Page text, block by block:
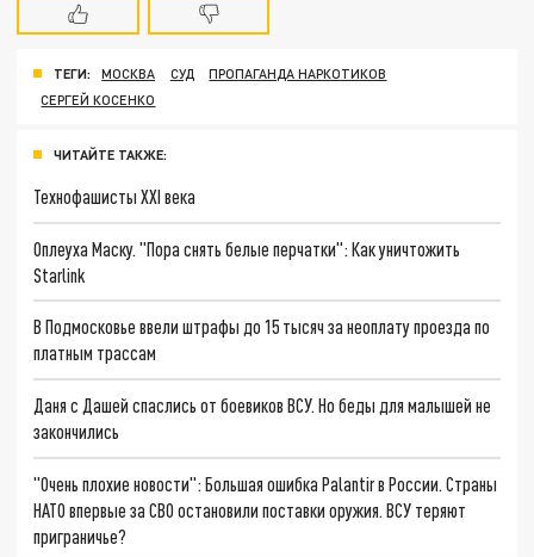
ТЕГИ: МОСКВА СУД
ПРОПАГАНДА НАРКОТИКОВ
СЕРГЕЙ КОСЕНКО
ЧИТАЙТЕ ТАКЖЕ:
Технофашисты XXI века
Оплеуха Маску. "Пора снять белые перчатки": Как уничтожить
Starlink
В Подмосковье ввели штрафы до 15 тысяч за неоплату проезда по
платным трассам
Даня с Дашей спаслись от боевиков ВСУ. Но беды для малышей не
закончились
"Очень плохие новости": Большая ошибка Palantir в России. Страны
НАТО впервые за СВО остановили поставки оружия. ВСУ теряют
приграничье?